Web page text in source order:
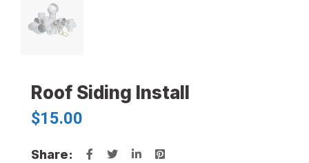
Roof Siding Install
$15.00
Share: